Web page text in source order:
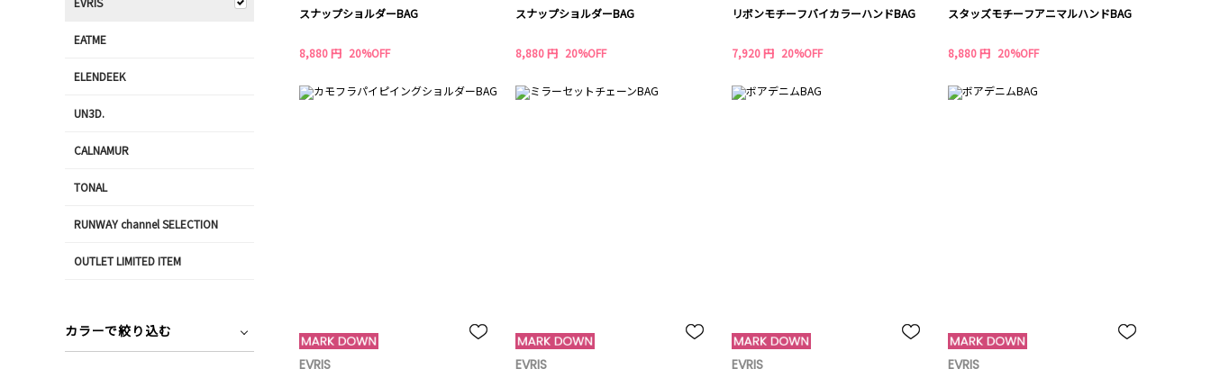
スナップショルダーBAG
8,880 円 20%OFF
スナップショルダーBAG
8,880 円 20%OFF
リボンモチーフバイカラーハンドBAG
7,920 円 20%OFF
スタッズモチーフアニマルハンドBAG
8,880 円 20%OFF
EVRIS EVRIS EVRIS EVRIS
EATME
ELENDEEK
UN3D.
CALNAMUR
TONAL
RUNWAY channel SELECTION
OUTLET LIMITED ITEM
カラーで絞り込む